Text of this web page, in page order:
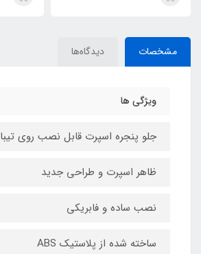
مشخصات دیدگاه‌ها
ویژگی ها
جلو پنجره اسپرت قابل نصب روی تیبا 1 و تیبا 2
ظاهر اسپرت و طراحی جدید
نصب ساده و فابریکی
ساخته شده از پلاستیک ABS